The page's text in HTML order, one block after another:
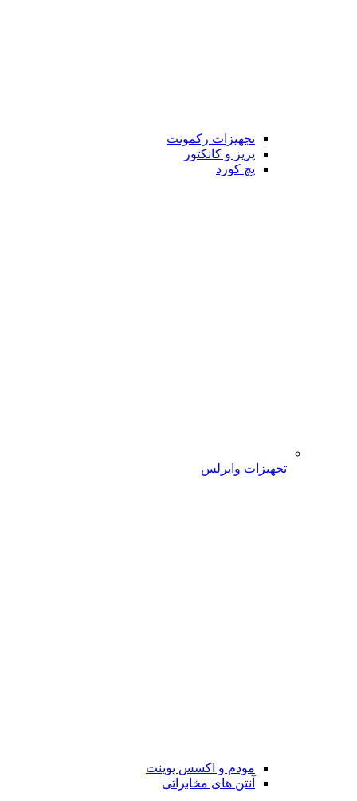
تجهیزات رکمونت
پریز و کانکتور
پچ کورد
تجهیزات وایرلس
مودم و اکسس پوینت
آنتن های مخابراتی